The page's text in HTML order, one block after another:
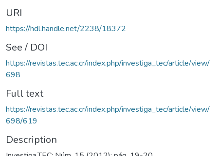
URI
https://hdl.handle.net/2238/18372
See / DOI
https://revistas.tec.ac.cr/index.php/investiga_tec/article/view/
698
Full text
https://revistas.tec.ac.cr/index.php/investiga_tec/article/view/
698/619
Description